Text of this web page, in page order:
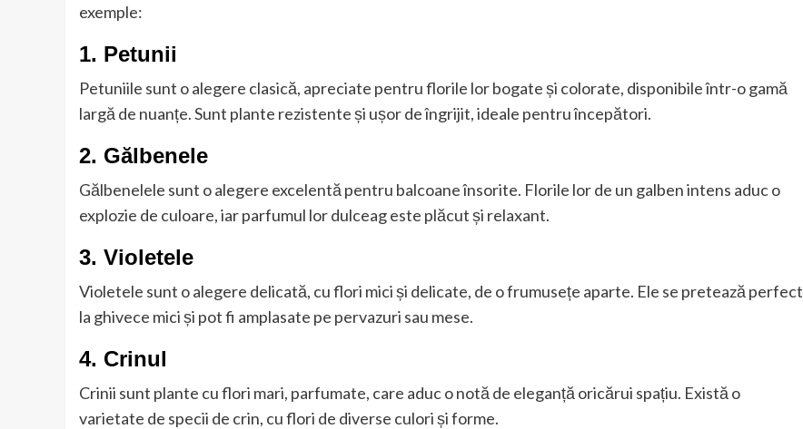
exemple:
1. Petunii
Petuniile sunt o alegere clasică, apreciate pentru florile lor bogate și colorate, disponibile într-o gamă
largă de nuanțe. Sunt plante rezistente și ușor de îngrijit, ideale pentru începători.
2. Gălbenele
Gălbenelele sunt o alegere excelentă pentru balcoane însorite. Florile lor de un galben intens aduc o
explozie de culoare, iar parfumul lor dulceag este plăcut și relaxant.
3. Violetele
Violetele sunt o alegere delicată, cu flori mici și delicate, de o frumusețe aparte. Ele se pretează perfect
la ghivece mici și pot fi amplasate pe pervazuri sau mese.
4. Crinul
Crinii sunt plante cu flori mari, parfumate, care aduc o notă de eleganță oricărui spațiu. Există o
varietate de specii de crin, cu flori de diverse culori și forme.